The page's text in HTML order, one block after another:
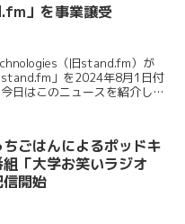
」を事業譲受
（旧stand.fm）が
stand.fm」を2024年8月1日付
日はこのニュースを紹介しま
ごはんによるポッドキ
組「大学お笑いラジオ
開始